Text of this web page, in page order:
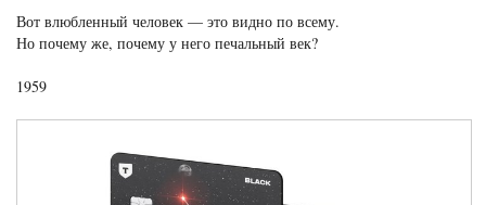
Вот влюбленный человек — это видно по всему.
Но почему же, почему у него печальный век?
1959